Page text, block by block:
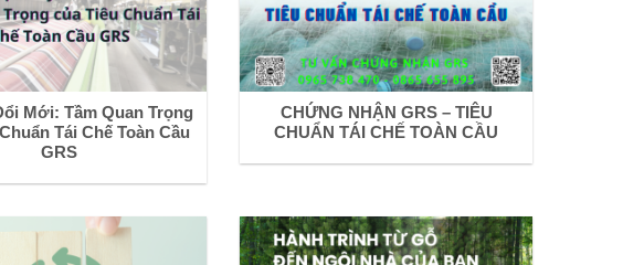
Mới: Tầm Quan Trọng
Tái Chế Toàn Cầu
GRS
CHỨNG NHẬN GRS – TIÊU
CHUẨN TÁI CHẾ TOÀN CẦU